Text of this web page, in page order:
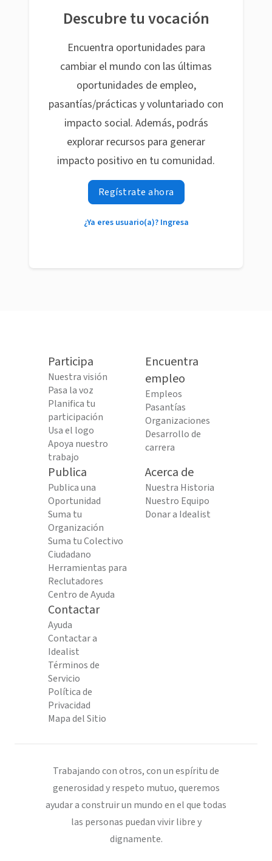
Descubre tu vocación
Encuentra oportunidades para
cambiar el mundo con las últimas
oportunidades de empleo,
pasantías/prácticas y voluntariado con
impacto social. Además, podrás
explorar recursos para generar
impacto positivo en tu comunidad.
Regístrate ahora
¿Ya eres usuario(a)? Ingresa
Participa
Nuestra visión
Pasa la voz
Planifica tu
participación
Usa el logo
Apoya nuestro
trabajo
Encuentra
empleo
Empleos
Pasantías
Organizaciones
Desarrollo de
carrera
Publica
Publica una
Oportunidad
Suma tu
Organización
Suma tu Colectivo
Ciudadano
Herramientas para
Reclutadores
Centro de Ayuda
Acerca de
Nuestra Historia
Nuestro Equipo
Donar a Idealist
Contactar
Ayuda
Contactar a
Idealist
Términos de
Servicio
Política de
Privacidad
Mapa del Sitio
Trabajando con otros, con un espíritu de
generosidad y respeto mutuo, queremos
ayudar a construir un mundo en el que todas
las personas puedan vivir libre y
dignamente.